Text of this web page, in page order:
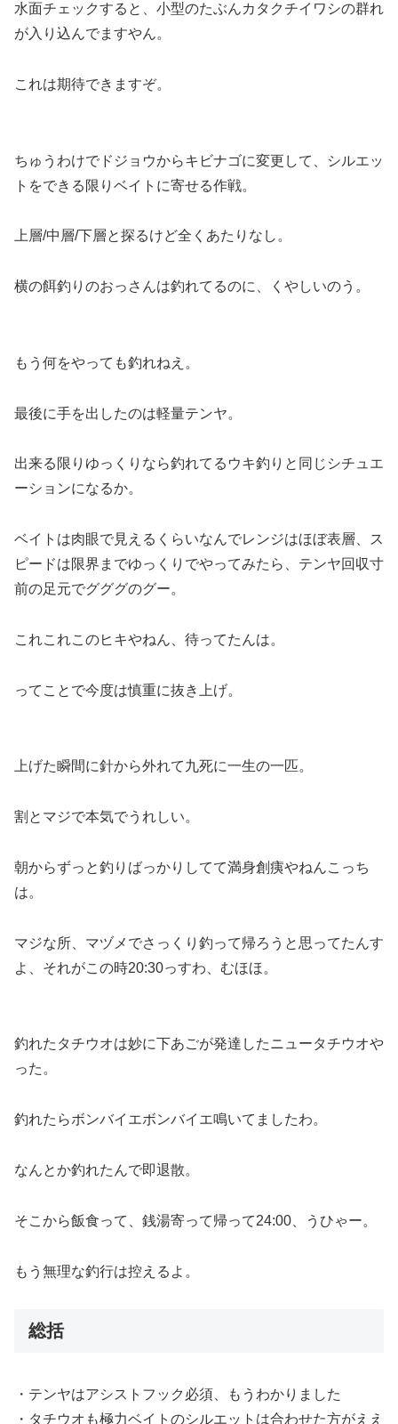
水面チェックすると、小型のたぶんカタクチイワシの群れ
が入り込んでますやん。
これは期待できますぞ。
ちゅうわけでドジョウからキビナゴに変更して、シルエッ
トをできる限りベイトに寄せる作戦。
上層/中層/下層と探るけど全くあたりなし。
横の餌釣りのおっさんは釣れてるのに、くやしいのう。
もう何をやっても釣れねえ。
最後に手を出したのは軽量テンヤ。
出来る限りゆっくりなら釣れてるウキ釣りと同じシチュエ
ーションになるか。
ベイトは肉眼で見えるくらいなんでレンジはほぼ表層、ス
ピードは限界までゆっくりでやってみたら、テンヤ回収寸
前の足元でグググのグー。
これこれこのヒキやねん、待ってたんは。
ってことで今度は慎重に抜き上げ。
上げた瞬間に針から外れて九死に一生の一匹。
割とマジで本気でうれしい。
朝からずっと釣りばっかりしてて満身創痍やねんこっち
は。
マジな所、マヅメでさっくり釣って帰ろうと思ってたんす
よ、それがこの時20:30っすわ、むほほ。
釣れたタチウオは妙に下あごが発達したニュータチウオや
った。
釣れたらボンバイエボンバイエ鳴いてましたわ。
なんとか釣れたんで即退散。
そこから飯食って、銭湯寄って帰って24:00、うひゃー。
もう無理な釣行は控えるよ。
総括
・テンヤはアシストフック必須、もうわかりました
・タチウオも極力ベイトのシルエットは合わせた方がええ